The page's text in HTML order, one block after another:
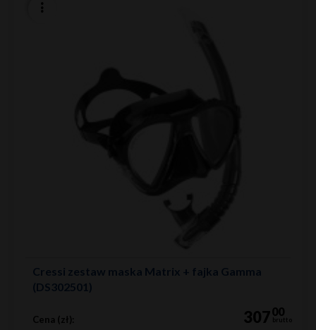
Cressi zestaw maska Matrix + fajka Gamma
(DS302501)
Cena (zł): 30700
brutto